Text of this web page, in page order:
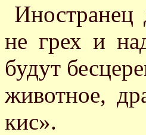
не грех и
будут
животное,
кис».